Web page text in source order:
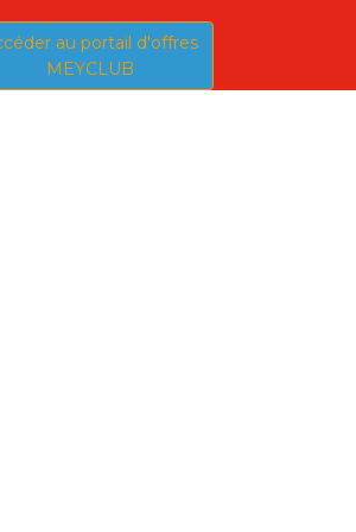
au portail d'offres
MEYCLUB